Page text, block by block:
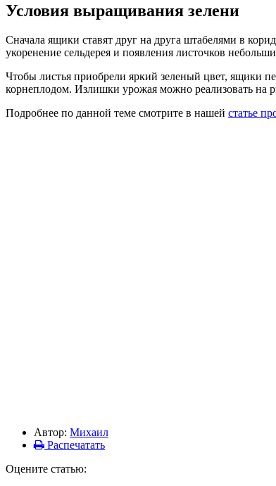
Условия выращивания зелени
Сначала ящики ставят друг на друга штабелями в
укоренение сельдерея и появления листочков
Чтобы листья приобрели яркий зеленый цвет, ящики
корнеплодом. Излишки урожая можно реализовать
Подробнее по данной теме смотрите в нашей статье
Автор: Михаил
Распечатать
Оцените статью: